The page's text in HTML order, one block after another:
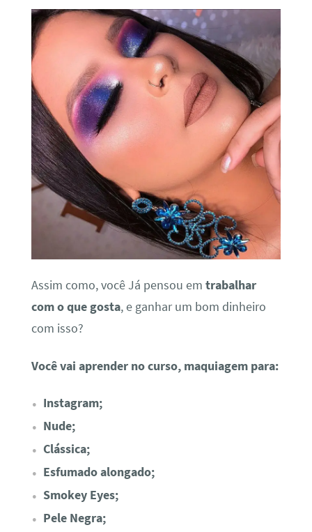
Assim como, você Já pensou em trabalhar
com o que gosta, e ganhar um bom dinheiro
com isso?
Você vai aprender no curso, maquiagem para:
Instagram;
Nude;
Clássica;
Esfumado alongado;
Smokey Eyes;
Pele Negra;